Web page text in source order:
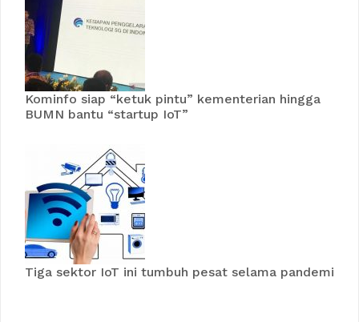
Kominfo siap “ketuk pintu” kementerian hingga
BUMN bantu “startup IoT”
Tiga sektor IoT ini tumbuh pesat selama pandemi